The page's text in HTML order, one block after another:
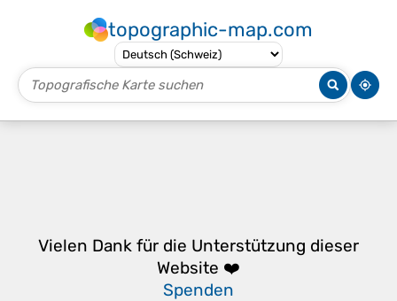
topographic-map.com
Vielen Dank für die Unterstützung dieser
Website ❤️
Spenden